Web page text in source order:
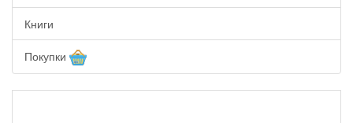
Книги
Покупки